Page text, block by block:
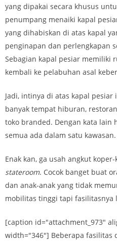
yang dipakai secara khusus
penumpang menaiki kapal
yang dihabiskan di atas kapal
penginapan dan perlengkapan
Sebagian kapal pesiar memiliki
kembali ke pelabuhan asal
Jadi, intinya di atas kapal
banyak tempat hiburan,
toko branded. Dengan kata lain
semua ada dalam satu kawasan.
Enak kan, ga usah angkut
stateroom. Cocok banget buat
dan anak-anak yang tidak
mobilitas tinggi tapi fasilitasnya
[caption id="attachment_973"
width="346"] Beberapa fasilitas